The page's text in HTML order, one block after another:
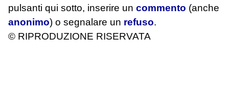
pulsanti qui sotto, inserire un commento (anche
anonimo) o segnalare un refuso.
© RIPRODUZIONE RISERVATA